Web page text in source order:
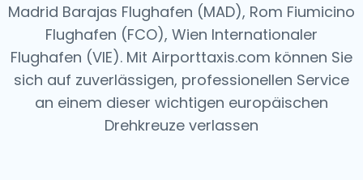
Madrid Barajas Flughafen (MAD), Rom Fiumicino
Flughafen (FCO), Wien Internationaler
Flughafen (VIE). Mit Airporttaxis.com können Sie
sich auf zuverlässigen, professionellen Service
an einem dieser wichtigen europäischen
Drehkreuze verlassen